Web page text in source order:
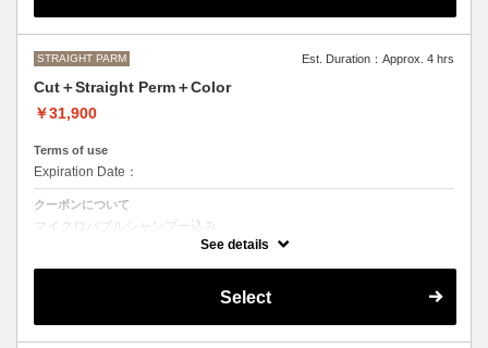
STRAIGHT PARM Est. Duration：Approx. 4 hrs
Cut＋Straight Perm＋Color
￥31,900
Terms of use
Expiration Date：
クーポンについて
マイクロバブルシャンプー込み
カット＋ストレートパーマ、縮毛矯正、ボリュームダウン＋デザインな
で、ご来店いただいた際にご相談させて頂きます。
●カラーリング、ストレートパーマは髪の長さにより別途ロング料金を
頂戴いたします。
See details
Select